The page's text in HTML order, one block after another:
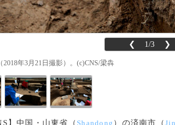
❮ 1/3 ❯
年3月21日撮影）。(c)CNS/梁犇
】中国・山東省（ Shandong ）の済南市（